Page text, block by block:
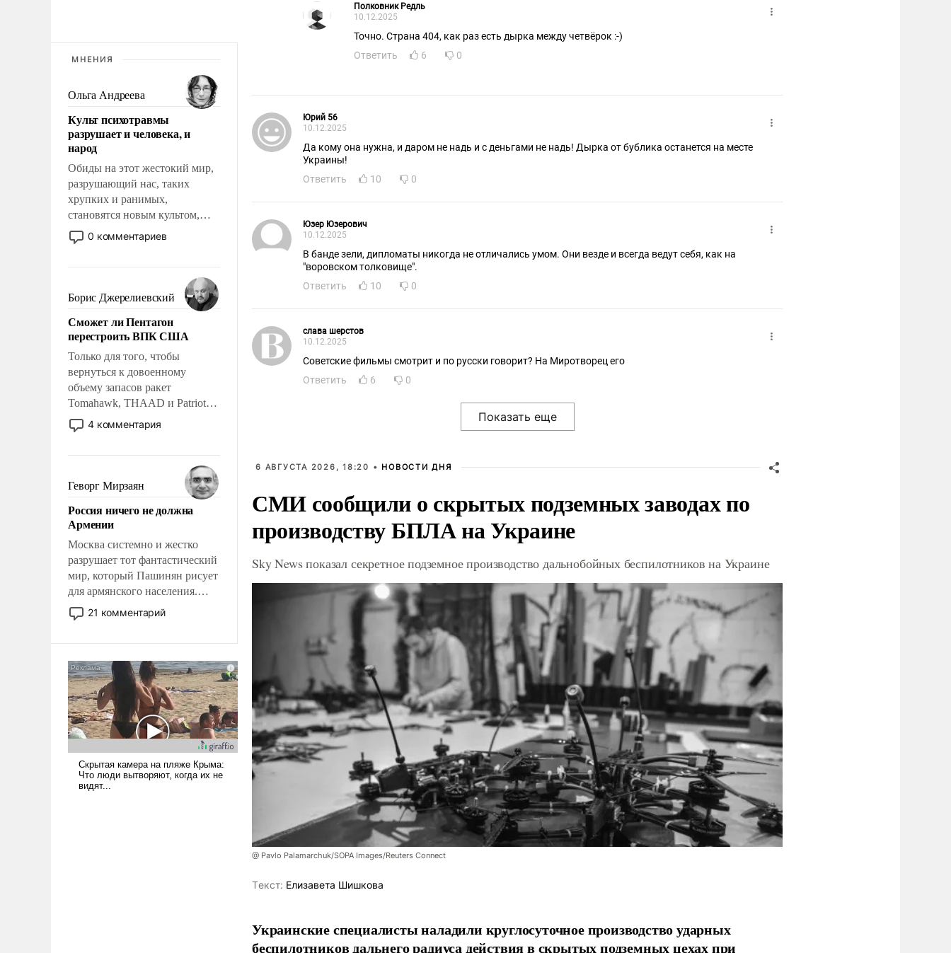
МНЕНИЯ
Ольга Андреева
Культ психотравмы
разрушает и человека, и
народ
Обиды на этот жестокий мир,
разрушающий нас, таких
хрупких и ранимых,
становятся новым культом,
постепенно вытесняя и
отменяя традиционное
мужественным и твердым под
ударами судьбы, брать на себя
ответственность, помогать
слабым, идти вперед и
адаптироваться.
0 комментариев
Борис Джерелиевский
Сможет ли Пентагон
перестроить ВПК США
Только для того, чтобы
вернуться к довоенному
объему запасов ракет
Tomahawk, THAAD и Patriot
США потребуется более трех
лет. Даже небольшая война с
Сложившаяся ситуация
означает многолетний период
уязвимости США, например,
перед Китаем.
4 комментария
Геворг Мирзаян
Россия ничего не должна
Армении
Москва системно и жестко
разрушает тот фантастический
мир, который Пашинян рисует
для армянского населения.
Мир, где политические
прожекты будут безусловно
налогоплательщиков и где
Еревану за свои поступки не
нужно отвечать.
21 комментарий
Полковник Редль
10.12.2025
Точно. Страна 404, как раз есть дырка между четвёрок :-)
Ответить
6 0
Юрий 56
10.12.2025
Да кому она нужна, и даром не надь и с деньгами не надь! Дырка от бублика останется на месте
Украины!
Ответить
10 0
Юзер Юзерович
10.12.2025
В банде зели, дипломаты никогда не отличались умом. Они везде и всегда ведут себя, как на
"воровском толковище".
Ответить
10 0
слава шерстов
10.12.2025
Советские фильмы смотрит и по русски говорит? На Миротворец его
Ответить
6 0
6 АВГУСТА 2026, 18:20 • НОВОСТИ ДНЯ
СМИ сообщили о скрытых подземных заводах по
производству БПЛА на Украине
Sky News показал секретное подземное производство дальнобойных беспилотников на Украине
@ Pavlo Palamarchuk/SOPA Images/Reuters Connect
Tекст: Елизавета Шишкова
Украинские специалисты наладили круглосуточное производство ударных
беспилотников дальнего радиуса действия в скрытых подземных цехах при